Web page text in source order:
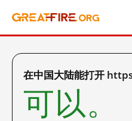
在中国大陆能打开
可以。